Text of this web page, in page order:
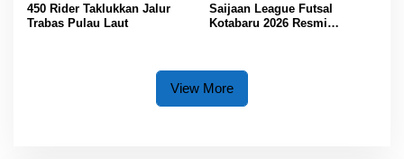
450 Rider Taklukkan Jalur
Trabas Pulau Laut
Saijaan League Futsal
Kotabaru 2026 Resmi
View More